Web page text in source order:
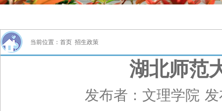
当前位置： 首页 招生政策
湖北师范
发布者：文理学院